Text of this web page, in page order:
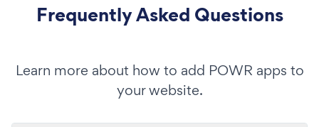
Frequently Asked Questions
Learn more about how to add POWR apps to
your website.